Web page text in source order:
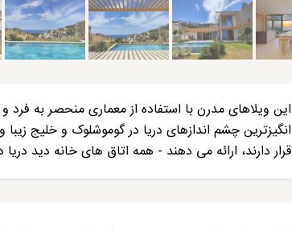
این ویلاهای مدرن با استفاده از معماری منحصر به
انگیزترین چشم اندازهای دریا در گوموشلوک و خلیج
قرار دارند، ارائه می دهند - همه اتاق های خانه دید دریا